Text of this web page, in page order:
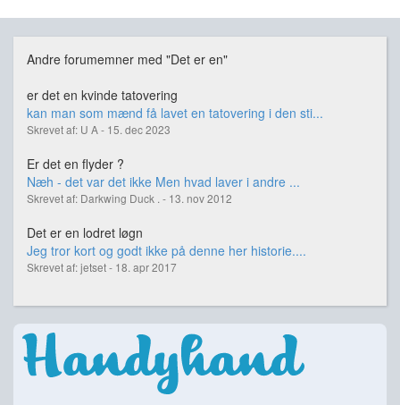
Andre forumemner med "Det er en"
er det en kvinde tatovering
kan man som mænd få lavet en tatovering i den sti...
Skrevet af: U A - 15. dec 2023
Er det en flyder ?
Næh - det var det ikke Men hvad laver i andre ...
Skrevet af: Darkwing Duck . - 13. nov 2012
Det er en lodret løgn
Jeg tror kort og godt ikke på denne her historie....
Skrevet af: jetset - 18. apr 2017